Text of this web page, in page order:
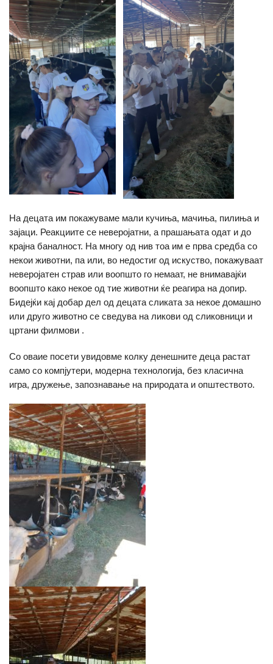
На децата им покажуваме мали кучиња, мачиња, пилиња и
зајаци. Реакциите се неверојатни, а прашањата одат и до
крајна баналност. На многу од нив тоа им е прва средба со
некои животни, па или, во недостиг од искуство, покажуваат
неверојатен страв или воопшто го немаат, не внимавајќи
воопшто како некое од тие животни ќе реагира на допир.
Бидејќи кај добар дел од децата сликата за некое домашно
или друго животно се сведува на ликови од сликовници и
цртани филмови .
Со оваие посети увидовме колку денешните деца растат
само со компјутери, модерна технологија, без класична
игра, дружење, запознавање на природата и општеството.